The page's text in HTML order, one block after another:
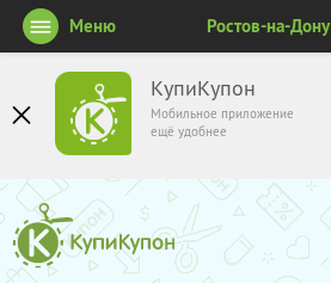
КупиКупон
Мобильное приложение
ещё удобнее
Меню Ростов-на-Дону